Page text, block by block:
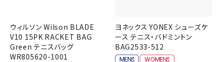
ウィルソン Wilson BLADE
V10 15PK RACKET BAG
Green テニスバッグ
WR805620-1001
ヨネックス YONEX シューズケ
ース テニス・バドミントン
BAG2533-512